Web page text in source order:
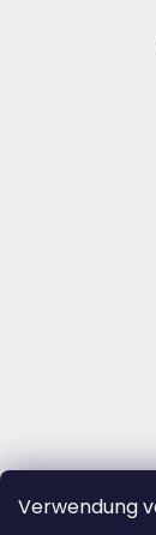
Verwendung